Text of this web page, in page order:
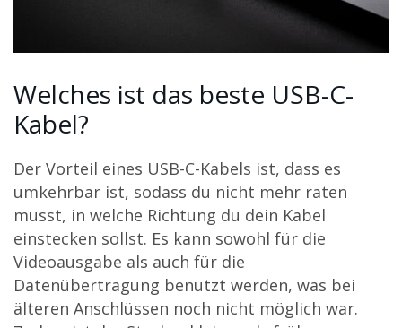
Welches ist das beste USB-C-
Kabel?
Der Vorteil eines USB-C-Kabels ist, dass es
umkehrbar ist, sodass du nicht mehr raten
musst, in welche Richtung du dein Kabel
einstecken sollst. Es kann sowohl für die
Videoausgabe als auch für die
Datenübertragung benutzt werden, was bei
älteren Anschlüssen noch nicht möglich war.